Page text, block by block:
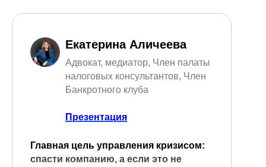
Екатерина Аличеева
Адвокат, медиатор, Член палаты
налоговых консультантов, Член
Банкротного клуба
Презентация
Главная цель управления кризисом:
спасти компанию, а если это не